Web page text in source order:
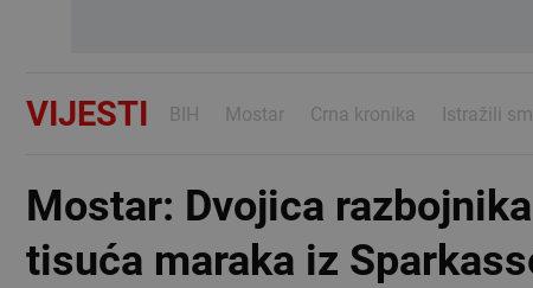
VIJESTI BIH Mostar Crna kronika Istražili
Mostar: Dvojica
tisuća maraka iz